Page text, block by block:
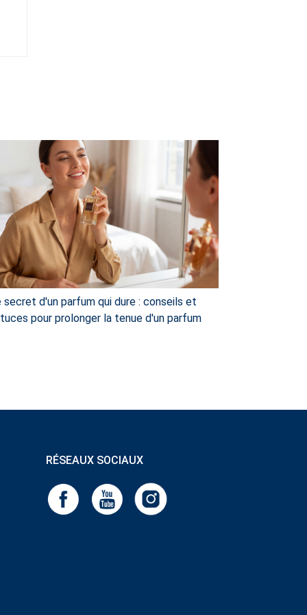
secret d'un parfum qui dure : conseils et
pour prolonger la tenue d'un parfum
RÉSEAUX SOCIAUX